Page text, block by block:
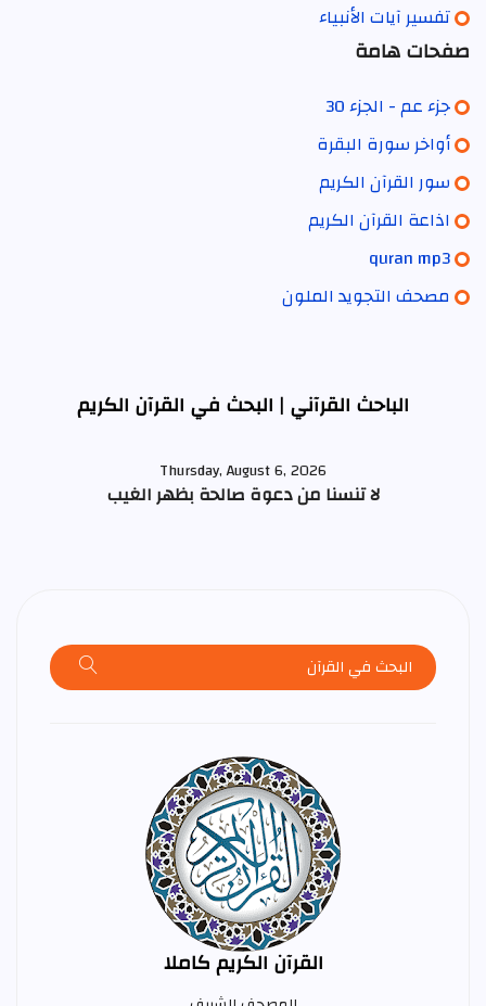
تفسير آيات الأنبياء
صفحات هامة
جزء عم - الجزء 30
أواخر سورة البقرة
سور القرآن الكريم
اذاعة القرآن الكريم
quran mp3
مصحف التجويد الملون
الباحث القرآني | البحث في القرآن الكريم
Thursday, August 6, 2026
لا تنسنا من دعوة صالحة بظهر الغيب
القرآن الكريم كاملا